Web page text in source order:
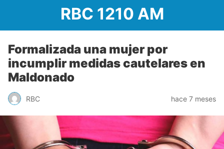
RBC 1210 AM
Formalizada una mujer por
incumplir medidas cautelares en
Maldonado
RBC hace 7 meses